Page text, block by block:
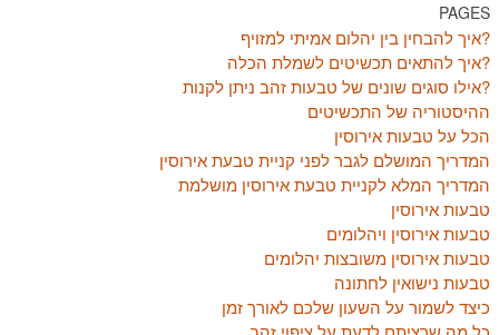
PAGES
איך להבחין בין יהלום אמיתי למזויף?
איך להתאים תכשיטים לשמלת הכלה?
אילו סוגים שונים של טבעות זהב ניתן לקנות?
ההיסטוריה של התכשיטים
הכל על טבעות אירוסין
המדריך המושלם לגבר לפני קניית טבעת אירוסין
המדריך המלא לקניית טבעת אירוסין מושלמת
טבעות אירוסין
טבעות אירוסין ויהלומים
טבעות אירוסין משובצות יהלומים
טבעות נישואין לחתונה
כיצד לשמור על השעון שלכם לאורך זמן